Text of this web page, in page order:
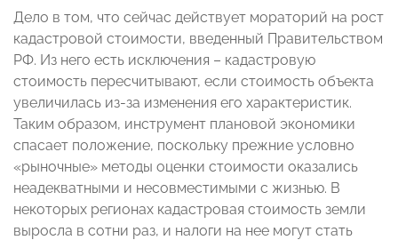
Дело в том, что сейчас действует мораторий на рост
кадастровой стоимости, введенный Правительством
РФ. Из него есть исключения – кадастровую
стоимость пересчитывают, если стоимость объекта
увеличилась из-за изменения его характеристик.
Таким образом, инструмент плановой экономики
спасает положение, поскольку прежние условно
«рыночные» методы оценки стоимости оказались
неадекватными и несовместимыми с жизнью. В
некоторых регионах кадастровая стоимость земли
выросла в сотни раз, и налоги на нее могут стать